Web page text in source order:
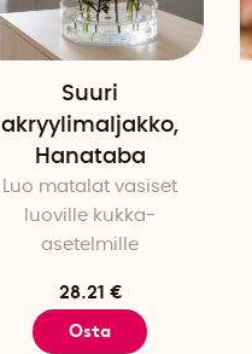
Suuri
akryylimaljakko,
Hanataba
Luo matalat vasiset
luoville kukka-
asetelmille
28.21 €
Osta